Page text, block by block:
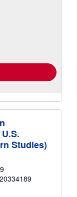
Studies)